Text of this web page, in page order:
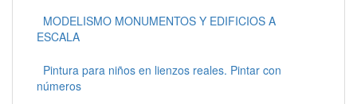
MODELISMO MONUMENTOS Y EDIFICIOS A
ESCALA
Pintura para niños en lienzos reales. Pintar con
números